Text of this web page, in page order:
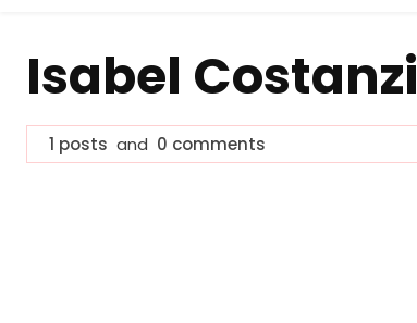
Isabel Costanzi
1 posts and 0 comments